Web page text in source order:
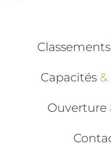
Classements
Capacités &
Ouverture